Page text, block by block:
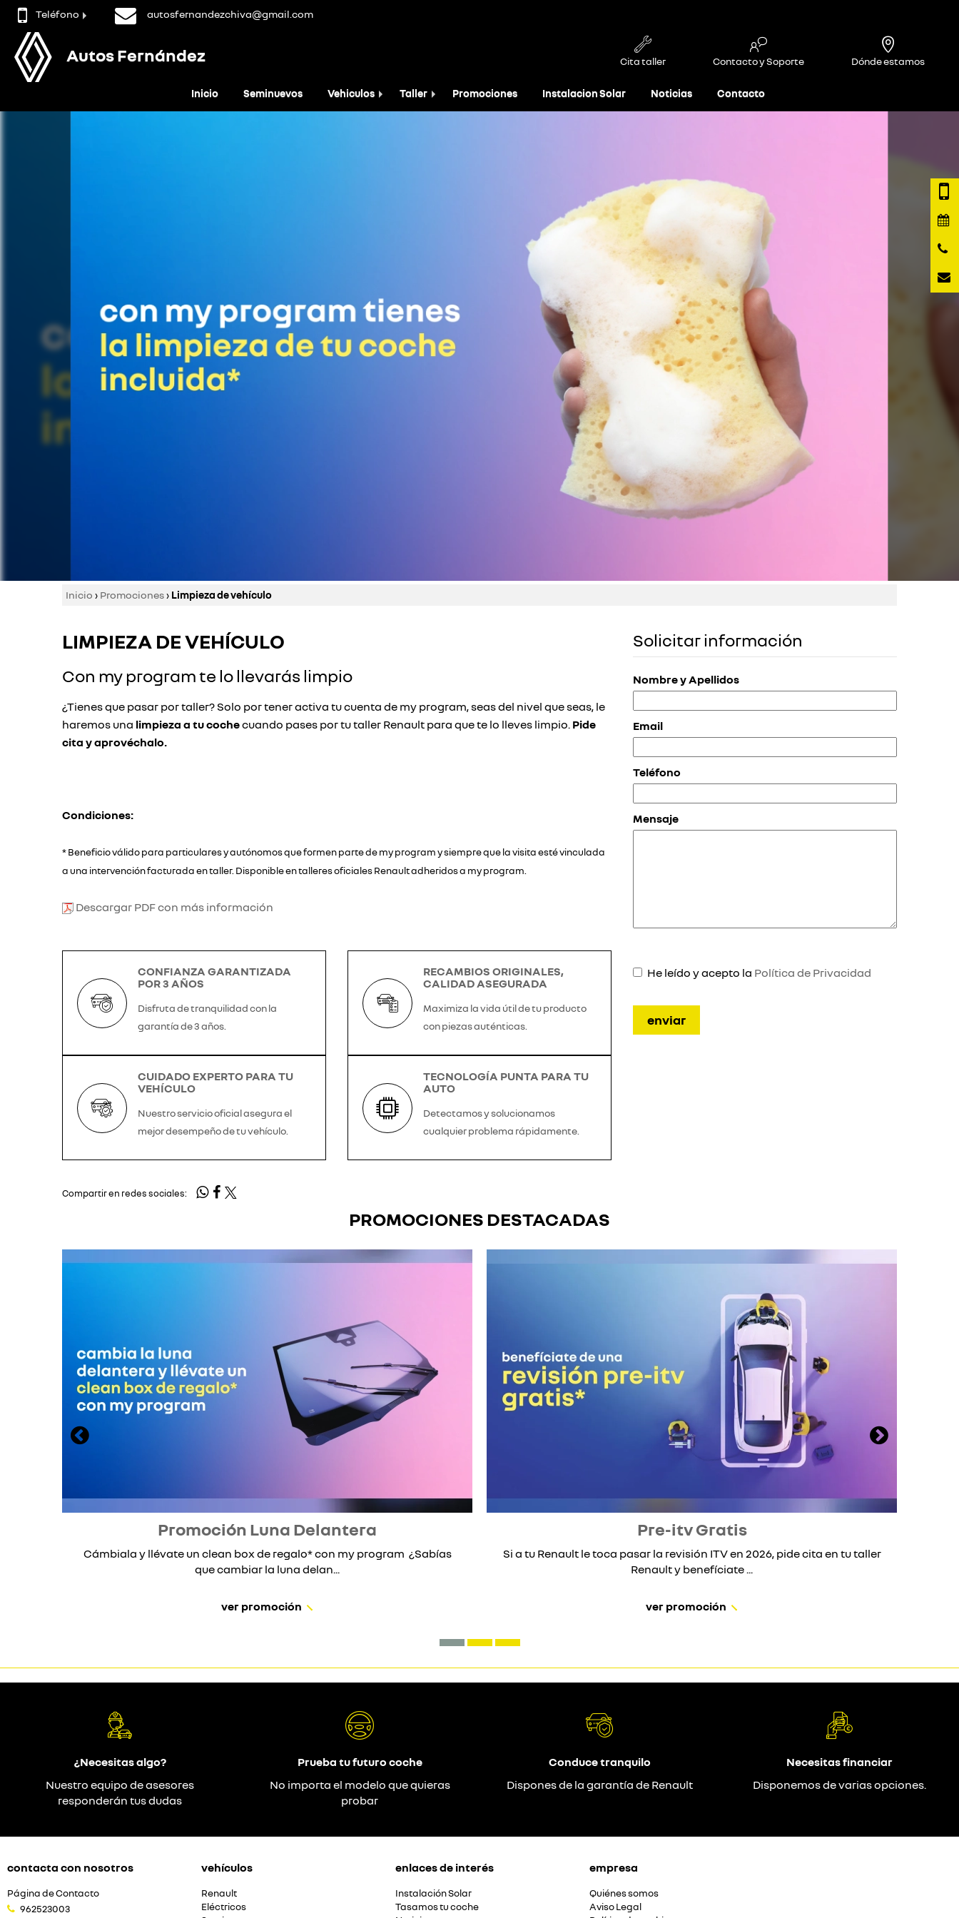
Teléfono autosfernandezchiva@gmail.com
Autos Fernández Cita taller Contacto y Soporte Dónde estamos
Inicio Seminuevos Vehiculos Taller Promociones Instalacion Solar Noticias Contacto
Inicio › Promociones› Limpieza de vehículo
LIMPIEZA DE VEHÍCULO
Con my program te lo llevarás limpio
¿Tienes que pasar por taller? Solo por tener activa tu cuenta de my program, seas del nivel que seas, le
haremos una limpieza a tu cochecuando pases por tu taller Renault para que te lo lleves limpio. Pide
cita y aprovéchalo.
Condiciones:
* Beneficio válido para particulares y autónomos que formen parte de my program y siempre que la visita esté vinculada
a una intervención facturada en taller. Disponible en talleres oficiales Renault adheridos a my program.
Descargar PDF con más información
CONFIANZA GARANTIZADA
POR 3 AÑOS
Disfruta de tranquilidad con la
garantía de 3 años.
RECAMBIOS ORIGINALES,
CALIDAD ASEGURADA
Maximiza la vida útil de tu producto
con piezas auténticas.
CUIDADO EXPERTO PARA TU
VEHÍCULO
Nuestro servicio oficial asegura el
mejor desempeño de tu vehículo.
TECNOLOGÍA PUNTA PARA TU
AUTO
Detectamos y solucionamos
cualquier problema rápidamente.
Compartir en redes sociales:
Solicitar información
Nombre y Apellidos
Email
Teléfono
Mensaje
He leído y acepto la Política de Privacidad
PROMOCIONES DESTACADAS
Promoción Luna Delantera
Cámbiala y llévate un clean box de regalo* con my program ¿Sabías
que cambiar la luna delan...
ver promoción
Pre-itv Gratis
Si a tu Renault le toca pasar la revisión ITV en 2026, pide cita en tu taller
Renault y benefíciate ...
ver promoción
¿Necesitas algo?
Nuestro equipo de asesores
responderán tus dudas
Prueba tu futuro coche
No importa el modelo que quieras
probar
Conduce tranquilo
Dispones de la garantía de Renault
Necesitas financiar
Disponemos de varias opciones.
contacta con nosotros
Página de Contacto
962523003
vehículos
Renault
Eléctricos
enlaces de interés
Instalación Solar
Tasamos tu coche
empresa
Quiénes somos
Aviso Legal